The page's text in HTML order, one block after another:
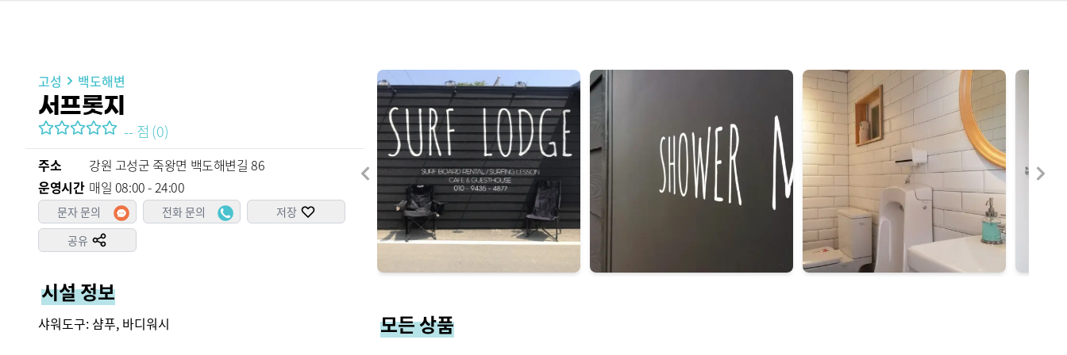
고성 백도해변
서프롯지
--점 (0)
주소
강원 고성군 죽왕면 백도해변길 86
운영시간 매일 08:00 - 24:00
문자 문의 전화 문의
저장
공유
시설 정보
샤워도구: 샴푸, 바디워시
모든 상품